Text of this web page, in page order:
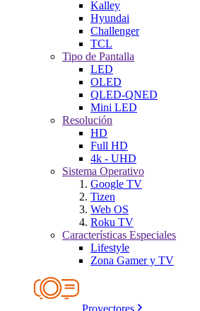
Kalley
Hyundai
Challenger
TCL
Tipo de Pantalla
LED
OLED
QLED-QNED
Mini LED
Resolución
HD
Full HD
4k - UHD
Sistema Operativo
Google TV
Tizen
Web OS
Roku TV
Características Especiales
Lifestyle
Zona Gamer y TV
Proyectores